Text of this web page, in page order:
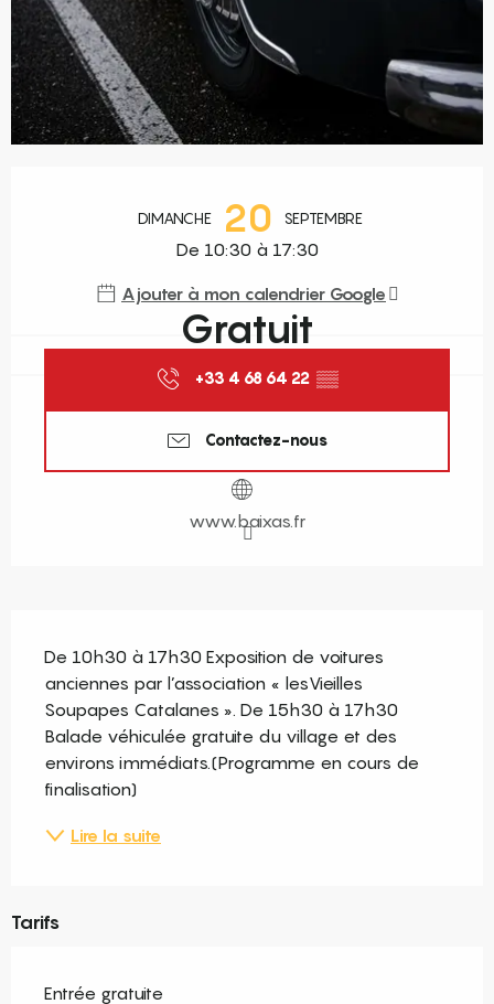
DIMANCHE 20 SEPTEMBRE
De 10:30 à 17:30
Ajouter à mon calendrier Google
Gratuit
+33 4 68 64 22 ▒▒
Contactez-nous
www.baixas.fr
De 10h30 à 17h30 Exposition de voitures
anciennes par l’association « lesVieilles
Soupapes Catalanes ». De 15h30 à 17h30
Balade véhiculée gratuite du village et des
environs immédiats.(Programme en cours de
finalisation)
Lire la suite
Tarifs
Entrée gratuite